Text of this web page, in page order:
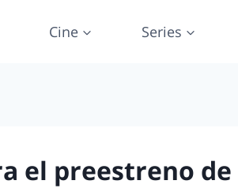
Cine Series
el preestreno de